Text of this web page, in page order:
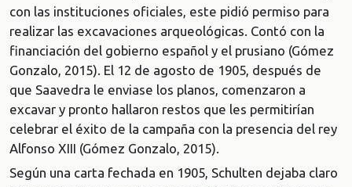
con las instituciones oficiales, este pidió permiso para
realizar las excavaciones arqueológicas. Contó con la
financiación del gobierno español y el prusiano (Gómez
Gonzalo, 2015). El 12 de agosto de 1905, después de
que Saavedra le enviase los planos, comenzaron a
excavar y pronto hallaron restos que les permitirían
celebrar el éxito de la campaña con la presencia del rey
Alfonso XIII (Gómez Gonzalo, 2015).
Según una carta fechada en 1905, Schulten dejaba claro